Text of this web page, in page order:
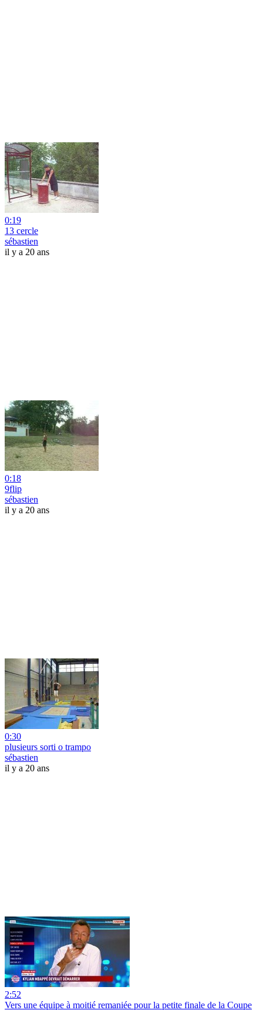
0:19
13 cercle
sébastien
il y a 20 ans
0:18
9flip
sébastien
il y a 20 ans
0:30
plusieurs sorti o trampo
sébastien
il y a 20 ans
2:52
Vers une équipe à moitié remaniée pour la petite finale de la Coupe